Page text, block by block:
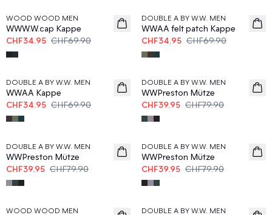
WOOD WOOD MEN
WWW.W.cap Kappe
CHF34.95 CHF69.90
DOUBLE A BY W.W. MEN
WWAA felt patch Kappe
CHF34.95 CHF69.90
50%
DOUBLE A BY W.W. MEN
WWAA Kappe
CHF34.95 CHF69.90
50%
DOUBLE A BY W.W. MEN
WWPreston Mütze
CHF39.95 CHF79.90
50%
DOUBLE A BY W.W. MEN
WWPreston Mütze
CHF39.95 CHF79.90
50%
DOUBLE A BY W.W. MEN
WWPreston Mütze
CHF39.95 CHF79.90
50%
WOOD WOOD MEN
50%
DOUBLE A BY W.W. MEN